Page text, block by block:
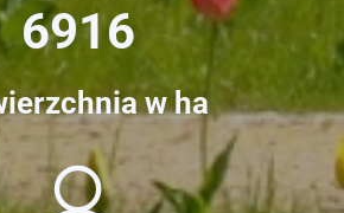
6916
w ha